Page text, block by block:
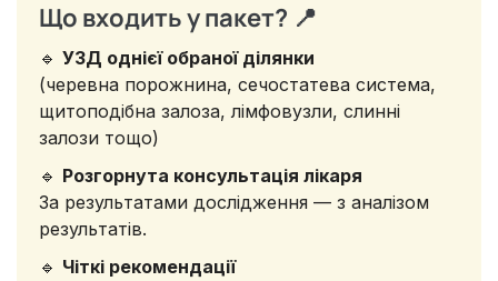
Що входить у пакет? 📍
🔹 УЗД однієї обраної ділянки
(черевна порожнина, сечостатева система,
щитоподібна залоза, лімфовузли, слинні
залози тощо)
🔹 Розгорнута консультація лікаря
За результатами дослідження — з аналізом
результатів.
🔹 Чіткі рекомендації